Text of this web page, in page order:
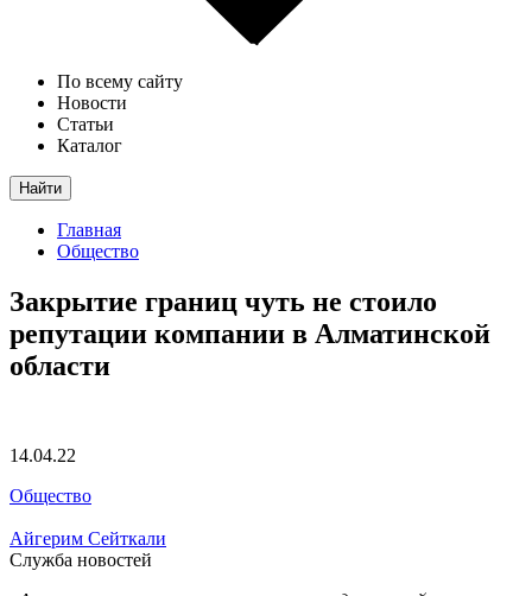
По всему сайту
Новости
Статьи
Каталог
Найти
Главная
Общество
Закрытие границ чуть не стоило
репутации компании в Алматинской
области
14.04.22
Общество
Айгерим Сейткали
Служба новостей